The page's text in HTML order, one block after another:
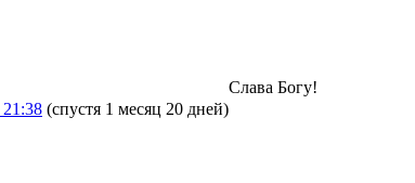
(спустя 1 месяц 20 дней)
Слава Богу!